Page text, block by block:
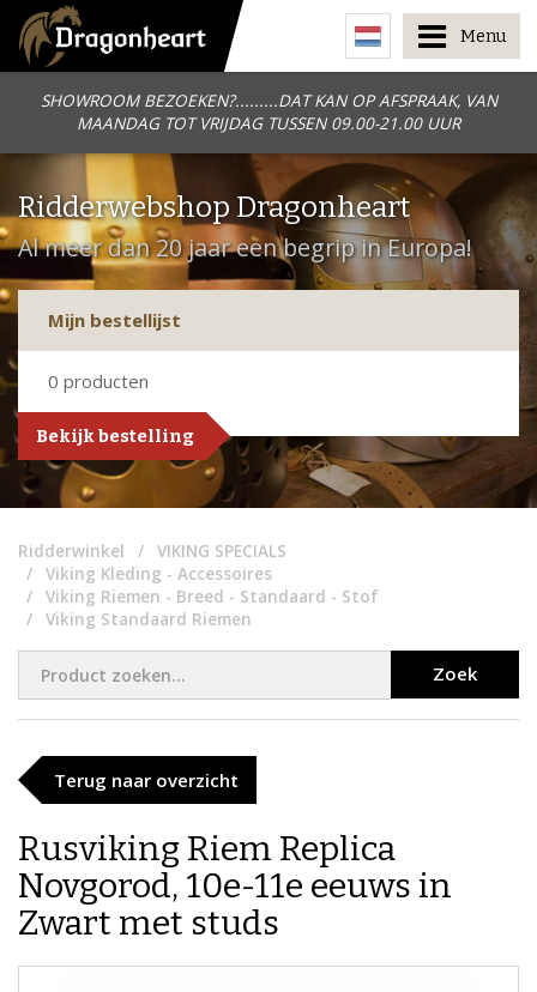
SHOWROOM BEZOEKEN?.........DAT KAN OP AFSPRAAK, VAN
MAANDAG TOT VRIJDAG TUSSEN 09.00-21.00 UUR
Menu
Ridderwebshop Dragonheart
Al meer dan 20 jaar een begrip in Europa!
Mijn bestellijst
0 producten
Bekijk bestelling
Ridderwinkel
VIKING SPECIALS
Viking Kleding - Accessoires
Viking Riemen - Breed - Standaard - Stof
Viking Standaard Riemen
Zoek
Terug naar overzicht
Rusviking Riem Replica
Novgorod, 10e-11e eeuws in
Zwart met studs